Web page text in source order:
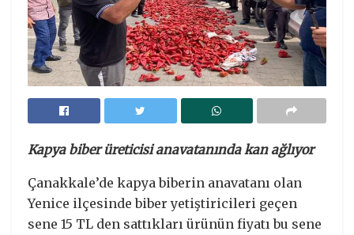
Kapya biber üreticisi anavatanında kan ağlıyor
Çanakkale’de kapya biberin anavatanı olan
Yenice ilçesinde biber yetiştiricileri geçen
sene 15 TL den sattıkları ürünün fiyatı bu sene